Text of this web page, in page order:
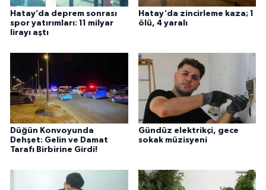
Hatay’da deprem sonrası
spor yatırımları: 11 milyar
lirayı aştı
Hatay'da zincirleme kaza; 1
ölü, 4 yaralı
Düğün Konvoyunda
Dehşet: Gelin ve Damat
Tarafı Birbirine Girdi!
Gündüz elektrikçi, gece
sokak müzisyeni